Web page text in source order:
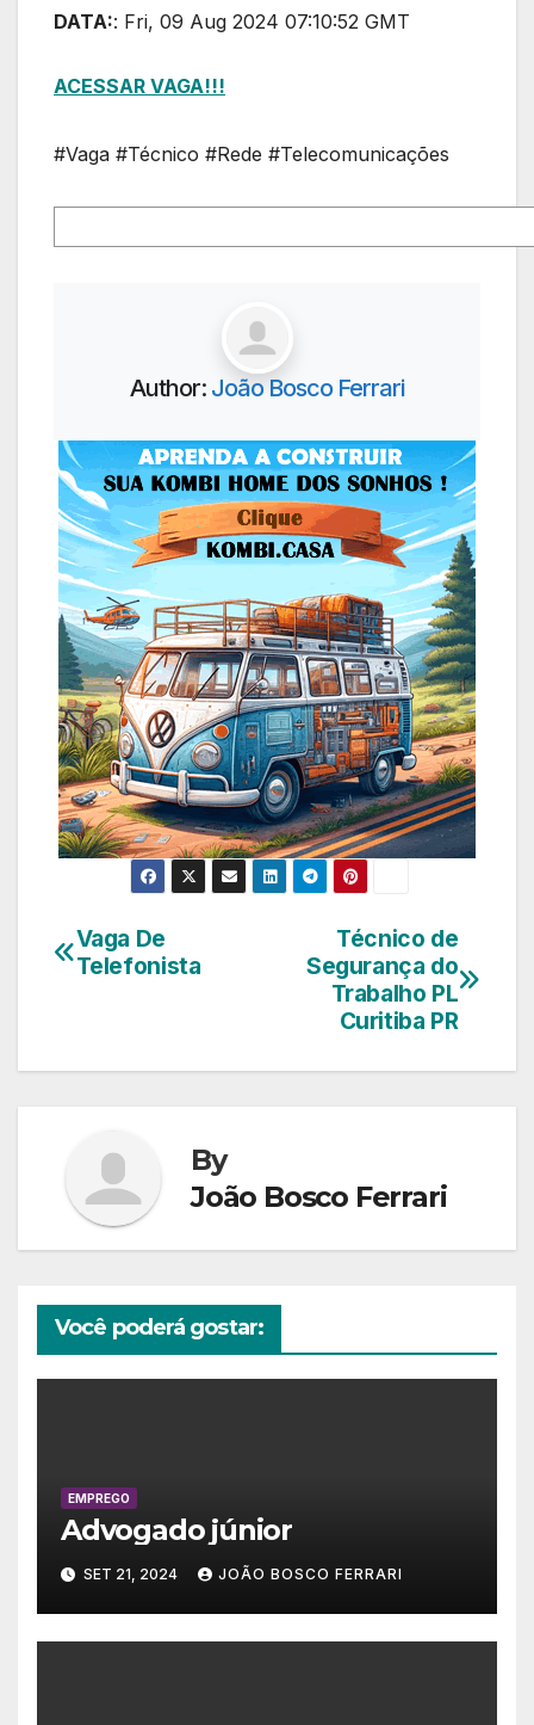
DATA:: Fri, 09 Aug 2024 07:10:52 GMT
ACESSAR VAGA!!!
#Vaga #Técnico #Rede #Telecomunicações
Author: João Bosco Ferrari
Navegação
Técnico de
Segurança do
Trabalho PL
Curitiba PR
Vaga De
Telefonista
By
João Bosco Ferrari
Você poderá gostar:
EMPREGO
Advogado júnior
SET 21, 2024 JOÃO BOSCO FERRARI